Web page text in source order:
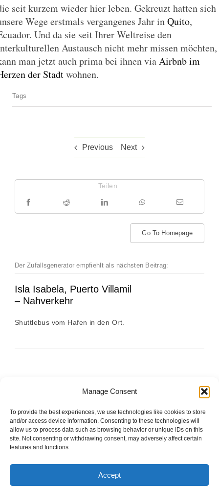
Manage Consent
To provide the best experiences, we use technologies like cookies to store
and/or access device information. Consenting to these technologies will
allow us to process data such as browsing behavior or unique IDs on this
site. Not consenting or withdrawing consent, may adversely affect certain
features and functions.
Accept
seit kurzem wieder hier leben. Gekreuzt hatten sich
Wege erstmals vergangenes Jahr inQuito,
Und da sie seit Ihrer Weltreise den
Austausch nicht mehr missen möchten,
man jetzt auch prima bei ihnen viaAirbnb im
der Stadtwohnen.
Tags
Previous Next
Teilen
Go To Homepage
Der Zufallsgenerator empfiehlt als nächsten Beitrag:
Isla Isabela, Puerto Villamil
– Nahverkehr
Shuttlebus vom Hafen in den Ort.
The good stuff is on Spotify.
Impressum